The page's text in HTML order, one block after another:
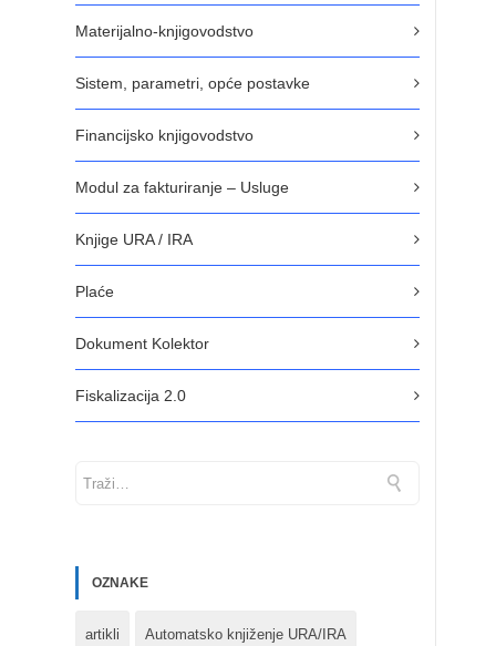
Materijalno-knjigovodstvo
Sistem, parametri, opće postavke
Financijsko knjigovodstvo
Modul za fakturiranje – Usluge
Knjige URA / IRA
Plaće
Dokument Kolektor
Fiskalizacija 2.0
OZNAKE
artikli Automatsko knjiženje URA/IRA